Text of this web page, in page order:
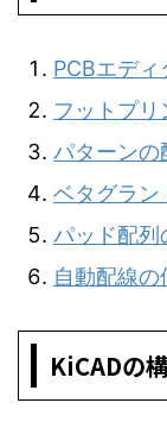
PCBエデ
フットプ
パターンの
ベタグラン
パッド配列
自動配線の
KiCADの